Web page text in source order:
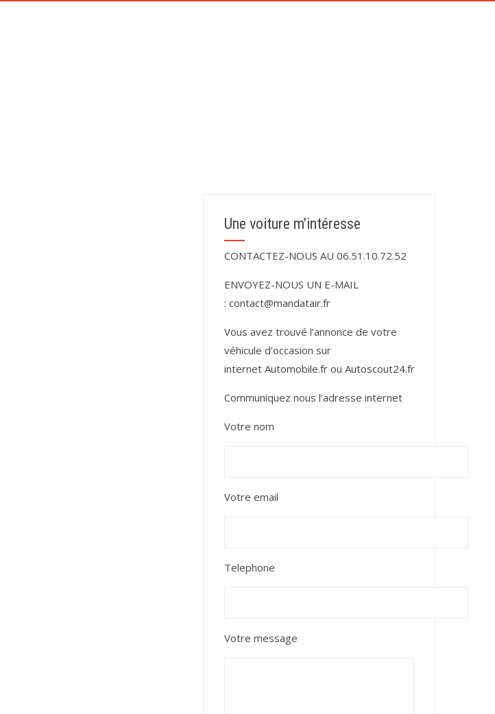
Une voiture m’intéresse
CONTACTEZ-NOUS AU 06.51.10.72.52
ENVOYEZ-NOUS UN E-MAIL
: contact@mandatair.fr
Vous avez trouvé l’annonce de votre
véhicule d’occasion sur
internet Automobile.frou Autoscout24.fr
Communiquez nous l’adresse internet
Votre nom
Votre email
Telephone
Votre message